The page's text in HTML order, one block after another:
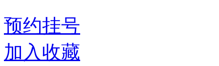
预约挂号
加入收藏